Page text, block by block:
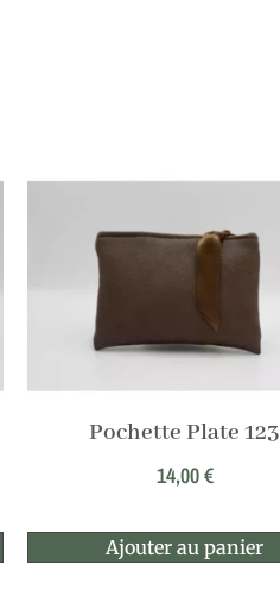
Pochette Plate 123
14,00€
Ajouter au panier